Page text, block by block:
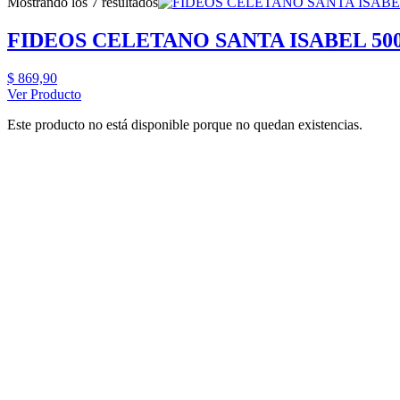
FIDEOS CELETANO SANTA ISABEL
$ 869,90
Ver Producto
Este producto no está disponible porque no quedan existencias.